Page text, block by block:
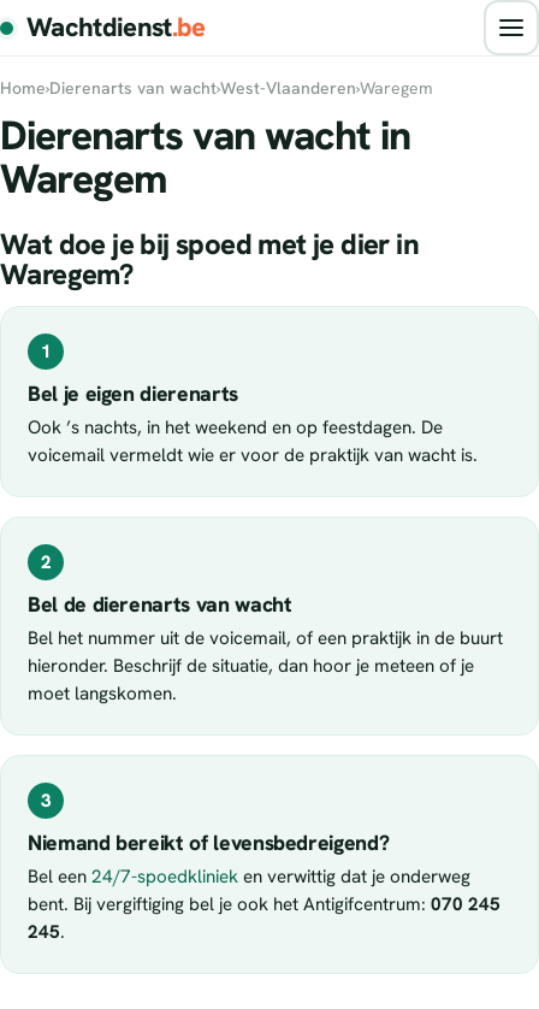
Wachtdienst.be
Home›Dierenarts van wacht›West-Vlaanderen›Waregem
Dierenarts van wacht in
Waregem
Wat doe je bij spoed met je dier in
Waregem?
1
Bel je eigen dierenarts
Ook ’s nachts, in het weekend en op feestdagen. De
voicemail vermeldt wie er voor de praktijk van wacht is.
2
Bel de dierenarts van wacht
Bel het nummer uit de voicemail, of een praktijk in de buurt
hieronder. Beschrijf de situatie, dan hoor je meteen of je
moet langskomen.
3
Niemand bereikt of levensbedreigend?
Bel een 24/7-spoedkliniek en verwittig dat je onderweg
bent. Bij vergiftiging bel je ook het Antigifcentrum: 070 245
245.